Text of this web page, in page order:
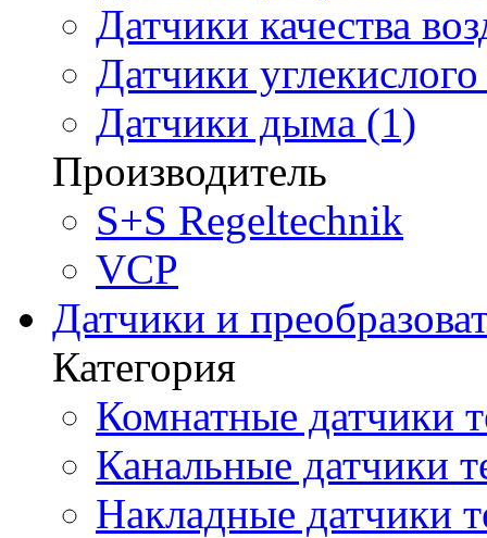
Датчики качества
Датчики
Датчики дыма (1)
Производитель
S+S Regeltechnik
VCP
Датчики и
Категория
Комнатные датчики
Канальные датчики
Накладные датчики